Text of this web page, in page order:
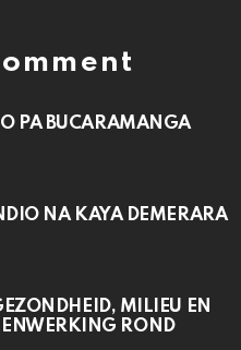
PA BUCARAMANGA
NA KAYA DEMERARA
MILIEU EN
ROND